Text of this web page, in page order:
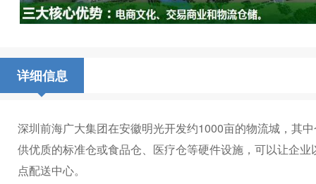
详细信息
深圳前海广大集团在安徽明光开发约1000亩的物流城，其
供优质的标准仓或食品仓、医疗仓等硬件设施，可以让企
点配送中心。